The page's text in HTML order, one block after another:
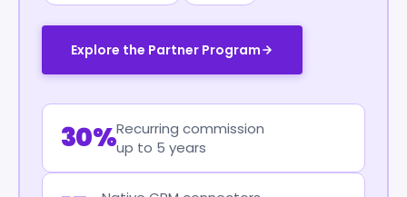
Explore the Partner Program
30%Recurring commission
up to 5 years